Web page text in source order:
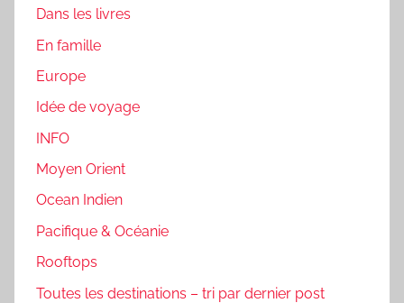
Dans les livres
En famille
Europe
Idée de voyage
INFO
Moyen Orient
Ocean Indien
Pacifique & Océanie
Rooftops
Toutes les destinations – tri par dernier post